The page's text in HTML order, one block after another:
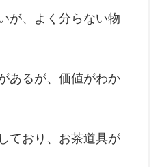
が、よく分らない物
あるが、価値がわか
ており、お茶道具が